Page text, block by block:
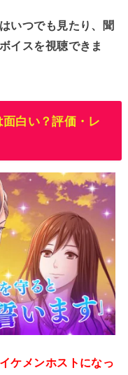
いつでも見たり、聞
イスを視聴できま
面白い？評価・レ
ケメンホストになっ